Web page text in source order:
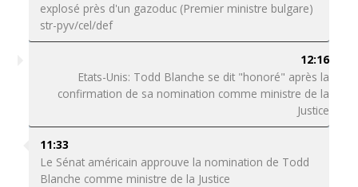
explosé près d'un gazoduc (Premier ministre bulgare)
str-pyv/cel/def
12:16
Etats-Unis: Todd Blanche se dit "honoré" après la
confirmation de sa nomination comme ministre de la
Justice
11:33
Le Sénat américain approuve la nomination de Todd
Blanche comme ministre de la Justice